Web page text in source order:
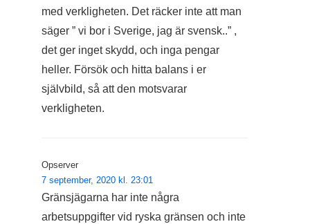
med verkligheten. Det räcker inte att man
säger ” vi bor i Sverige, jag är svensk..” ,
det ger inget skydd, och inga pengar
heller. Försök och hitta balans i er
självbild, så att den motsvarar
verkligheten.
Opserver
7 september, 2020 kl. 23:01
Gränsjägarna har inte några
arbetsuppgifter vid ryska gränsen och inte